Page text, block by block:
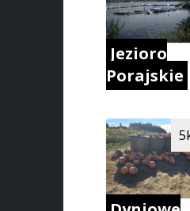
Jezioro
Porajskie